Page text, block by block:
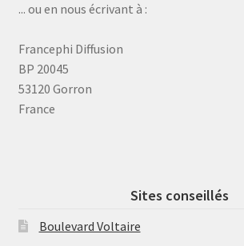
... ou en nous écrivant à :
Francephi Diffusion
BP 20045
53120 Gorron
France
Sites conseillés
Boulevard Voltaire